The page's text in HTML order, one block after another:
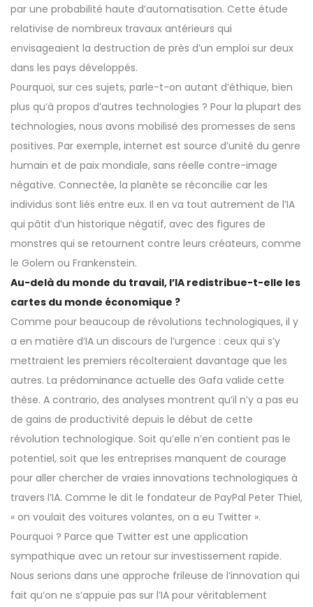
par une probabilité haute d’automatisation. Cette étude
relativise de nombreux travaux antérieurs qui
envisageaient la destruction de près d’un emploi sur deux
dans les pays développés.
Pourquoi, sur ces sujets, parle-t-on autant d’éthique, bien
plus qu’à propos d’autres technologies ? Pour la plupart des
technologies, nous avons mobilisé des promesses de sens
positives. Par exemple, internet est source d’unité du genre
humain et de paix mondiale, sans réelle contre-image
négative. Connectée, la planète se réconcilie car les
individus sont liés entre eux. Il en va tout autrement de l’IA
qui pâtit d’un historique négatif, avec des figures de
monstres qui se retournent contre leurs créateurs, comme
le Golem ou Frankenstein.
Au-delà du monde du travail, l’IA redistribue-t-elle les
cartes du monde économique ?
Comme pour beaucoup de révolutions technologiques, il y
a en matière d’IA un discours de l’urgence : ceux qui s’y
mettraient les premiers récolteraient davantage que les
autres. La prédominance actuelle des Gafa valide cette
thèse. A contrario, des analyses montrent qu’il n’y a pas eu
de gains de productivité depuis le début de cette
révolution technologique. Soit qu’elle n’en contient pas le
potentiel, soit que les entreprises manquent de courage
pour aller chercher de vraies innovations technologiques à
travers l’IA. Comme le dit le fondateur de PayPal Peter Thiel,
« on voulait des voitures volantes, on a eu Twitter ».
Pourquoi ? Parce que Twitter est une application
sympathique avec un retour sur investissement rapide.
Nous serions dans une approche frileuse de l’innovation qui
fait qu’on ne s’appuie pas sur l’IA pour véritablement